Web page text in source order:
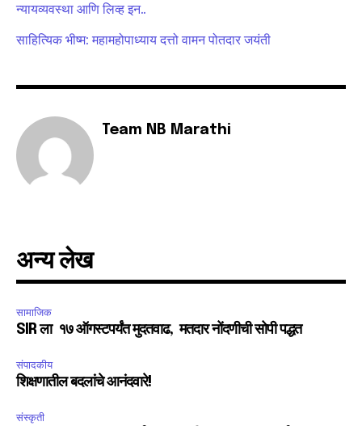
6,300
Fans
न्यायव्यवस्था आणि लिव्ह इन..
साहित्यिक भीष्म: महामहोपाध्याय दत्तो वामन पोतदार जयंती
Team NB Marathi
अन्य लेख
सामाजिक
SIR ला १७ ऑगस्टपर्यंत मुदतवाढ, मतदार नोंदणीची सोपी पद्धत
संपादकीय
शिक्षणातील बदलांचे आनंदवारे!
संस्कृती